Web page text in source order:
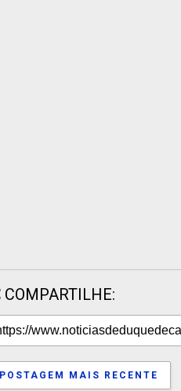
COMPARTILHE:
POSTAGEM MAIS RECENTE